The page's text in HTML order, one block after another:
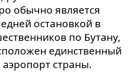
обычно является
остановкой в
по Бутану,
единственный
страны.